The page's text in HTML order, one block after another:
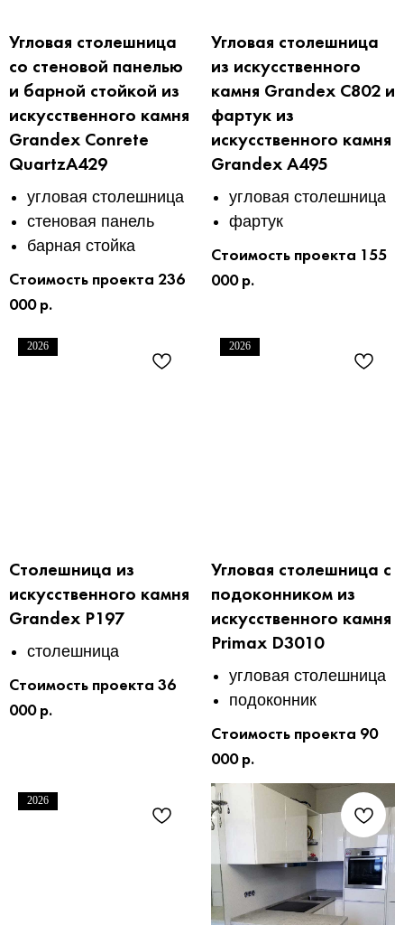
Угловая столешница
со стеновой панелью
и барной стойкой из
искусственного камня
Grandex Conrete
QuartzA429
угловая столешница
стеновая панель
барная стойка
Стоимость проекта 236
000 р.
Угловая столешница
из искусственного
камня Grandex C802 и
фартук из
искусственного камня
Grandex A495
угловая столешница
фартук
Стоимость проекта 155
000 р.
2026
Столешница из
искусственного камня
Grandex P197
столешница
Стоимость проекта 36
000 р.
2026
Угловая столешница с
подоконником из
искусственного камня
Primax D3010
угловая столешница
подоконник
Стоимость проекта 90
000 р.
2026